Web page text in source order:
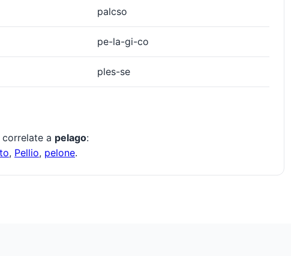
palcso
pe-la-gi-co
ples-se
a pelago:
, Pellio, pelone.